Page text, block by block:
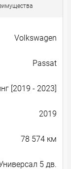
Volkswagen
Passat
[2019 - 2023]
2019
78 574 км
5 дв.